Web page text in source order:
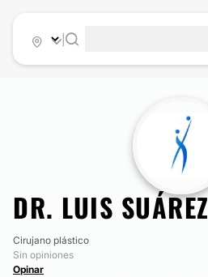
DR. LUIS SUÁ​REZ
Cirujano plástico
Sin opiniones
Opinar